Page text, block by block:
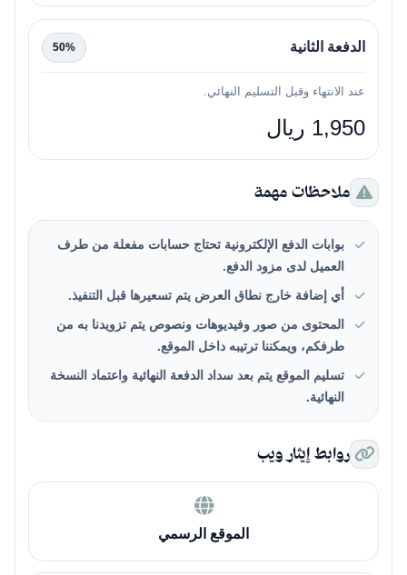
الدفعة الثانية 50%
عند الانتهاء وقبل التسليم النهائي.
1,950 ريال
ملاحظات مهمة
بوابات الدفع الإلكترونية تحتاج حسابات مفعلة من طرف
العميل لدى مزود الدفع.
أي إضافة خارج نطاق العرض يتم تسعيرها قبل التنفيذ.
المحتوى من صور وفيديوهات ونصوص يتم تزويدنا به من
طرفكم، ويمكننا ترتيبه داخل الموقع.
تسليم الموقع يتم بعد سداد الدفعة النهائية واعتماد النسخة
النهائية.
روابط إيثار ويب
الموقع الرسمي